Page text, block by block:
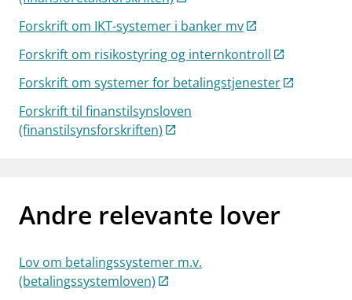
Forskrift om IKT-systemer i banker mv
Forskrift om risikostyring og internkontroll
Forskrift om systemer for betalingstjenester
Forskrift til finanstilsynsloven
(finanstilsynsforskriften)
Andre relevante lover
Lov om betalingssystemer m.v.
(betalingssystemloven)